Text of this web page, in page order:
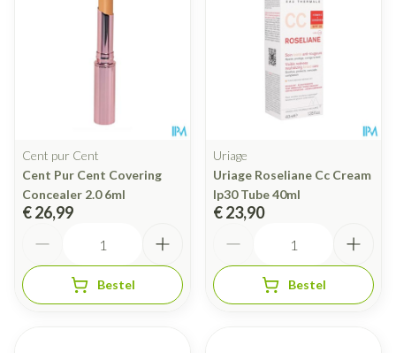
Cent pur Cent
Cent Pur Cent Covering
Concealer 2.0 6ml
€ 26,99
Bestel
Uriage
Uriage Roseliane Cc Cream
Ip30 Tube 40ml
€ 23,90
Bestel